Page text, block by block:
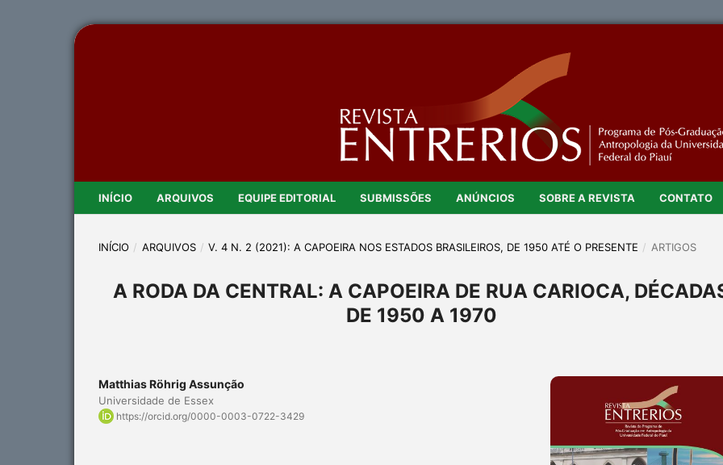
INÍCIO ARQUIVOS EQUIPE EDITORIAL SUBMISSÕES ANÚNCIOS SOBRE A REVISTA CONTATO
INÍCIO / ARQUIVOS / V. 4 N. 2 (2021): A CAPOEIRA NOS ESTADOS BRASILEIROS, DE 1950 ATÉ O PRESENTE / ARTIGOS
A RODA DA CENTRAL: A CAPOEIRA DE RUA CARIOCA,
DE 1950 A 1970
Matthias Röhrig Assunção
Universidade de Essex
https://orcid.org/0000-0003-0722-3429